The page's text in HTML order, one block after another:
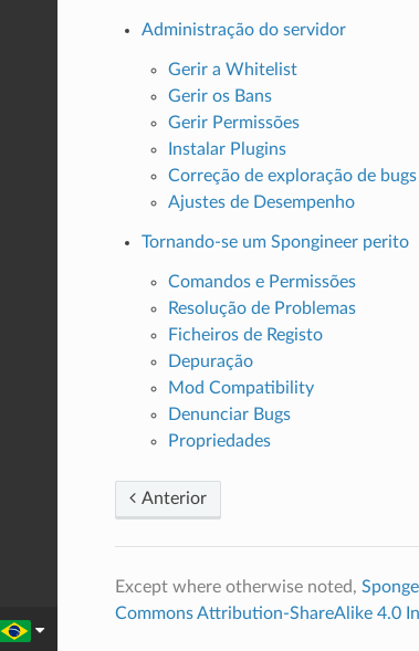
Administração do servidor
Gerir a Whitelist
Gerir os Bans
Gerir Permissões
Instalar Plugins
Correção de exploração de bugs
Ajustes de Desempenho
Tornando-se um Spongineer perito
Comandos e Permissões
Resolução de Problemas
Ficheiros de Registo
Depuração
Mod Compatibility
Denunciar Bugs
Propriedades
Anterior
Except where otherwise noted,
Commons Attribution-ShareAlike 4.0